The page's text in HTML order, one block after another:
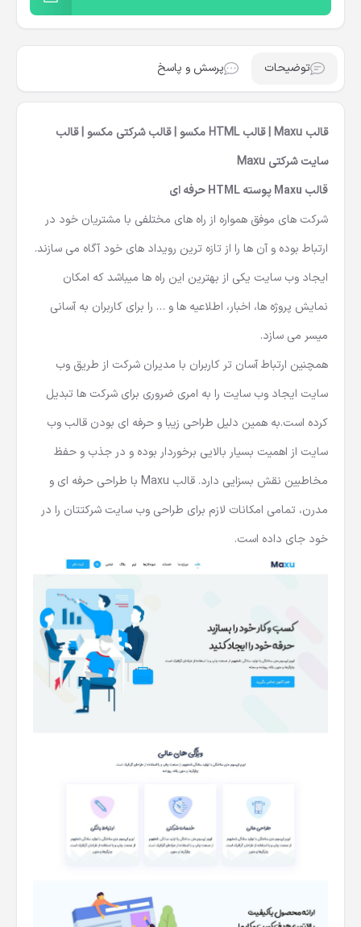
توضیحات پرسش و پاسخ
قالب Maxu | قالب HTML مکسو | قالب شرکتی مکسو | قالب
سایت شرکتی Maxu
قالب Maxu پوسته HTML حرفه ای
شرکت های موفق همواره از راه های مختلفی با مشتریان خود در
ارتباط بوده و آن ها را از تازه ترین رویداد های خود آگاه می سازند.
ایجاد وب سایت یکی از بهترین این راه ها میباشد که امکان
نمایش پروژه ها، اخبار، اطلاعیه ها و … را برای کاربران به آسانی
میسر می سازد.
همچنین ارتباط آسان تر کاربران با مدیران شرکت از طریق وب
سایت ایجاد وب سایت را به امری ضروری برای شرکت ها تبدیل
کرده است.به همین دلیل طراحی زیبا و حرفه ای بودن قالب وب
سایت از اهمیت بسیار بالایی برخوردار بوده و در جذب و حفظ
مخاطبین نقش بسزایی دارد. قالب Maxu با طراحی حرفه ای و
مدرن، تمامی امکانات لازم برای طراحی وب سایت شرکتتان را در
خود جای داده است.